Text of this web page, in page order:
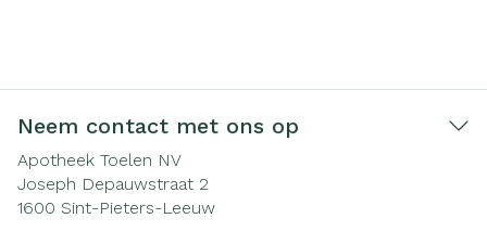
Neem contact met ons op
Apotheek Toelen NV
Joseph Depauwstraat 2
1600 Sint-Pieters-Leeuw